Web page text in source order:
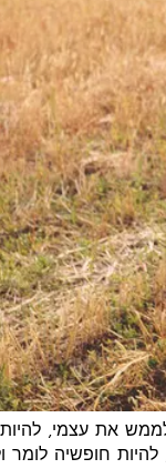
את עצמי,
חופשיה